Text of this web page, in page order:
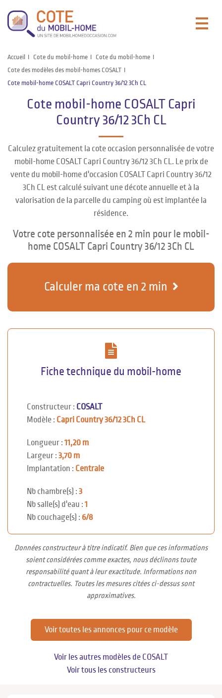
Accueil Cote du mobil-home
Cote du mobil-home
Cote des modèles des mobil-homes COSALT
Cote mobil-home COSALT Capri Country 36/12 3Ch CL
Cote mobil-home COSALT Capri
Country 36/12 3Ch CL
Calculez gratuitement la cote occasion personnalisée de votre
mobil-home COSALT Capri Country 36/12 3Ch CL. Le prix de
vente du mobil-home d'occasion COSALT Capri Country 36/12
3Ch CL est calculé suivant une décote annuelle et à la
valorisation de la parcelle du camping où est implantée la
résidence.
Votre cote personnalisée en 2 min pour le mobil-
home COSALT Capri Country 36/12 3Ch CL
Calculer ma cote en 2 min
Fiche technique du mobil-home
Constructeur : COSALT
Modèle : Capri Country 36/12 3Ch CL
Longueur : 11,20 m
Largeur : 3,70 m
Implantation : Centrale
Nb chambre(s) : 3
Nb salle(s) d'eau : 1
Nb couchage(s) : 6/8
Données constructeur à titre indicatif. Bien que ces informations
soient considérées comme exactes, nous déclinons toute
responsabilité quant à leur exactitude. Informations non
contractuelles. Toutes les mesures citées ci-dessus sont
approximatives.
Voir toutes les annonces pour ce modèle
Voir les autres modèles de COSALT
Voir tous les constructeurs